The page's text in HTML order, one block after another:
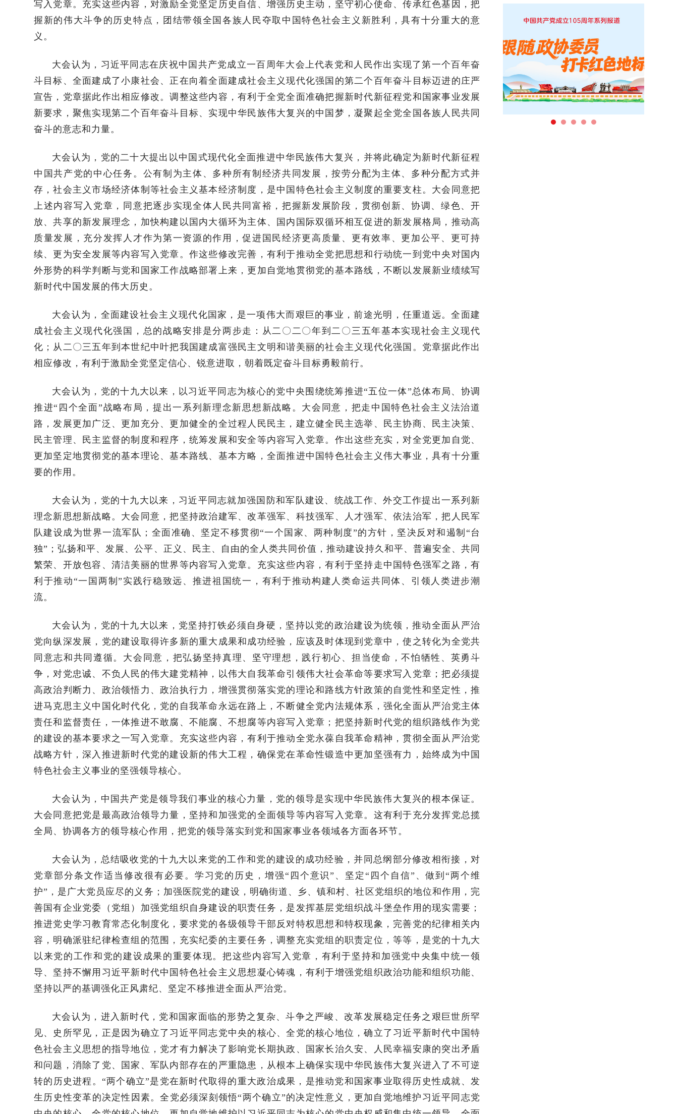
写入党章。充实这些内容，对激励全党坚定历史自信、增强历史主动，坚守初心使命、传承红色基因，把
握新的伟大斗争的历史特点，团结带领全国各族人民夺取中国特色社会主义新胜利，具有十分重大的意
义。
大会认为，习近平同志在庆祝中国共产党成立一百周年大会上代表党和人民作出实现了第一个百年奋
斗目标、全面建成了小康社会、正在向着全面建成社会主义现代化强国的第二个百年奋斗目标迈进的庄严
宣告，党章据此作出相应修改。调整这些内容，有利于全党全面准确把握新时代新征程党和国家事业发展
新要求，聚焦实现第二个百年奋斗目标、实现中华民族伟大复兴的中国梦，凝聚起全党全国各族人民共同
奋斗的意志和力量。
大会认为，党的二十大提出以中国式现代化全面推进中华民族伟大复兴，并将此确定为新时代新征程
中国共产党的中心任务。公有制为主体、多种所有制经济共同发展，按劳分配为主体、多种分配方式并
存，社会主义市场经济体制等社会主义基本经济制度，是中国特色社会主义制度的重要支柱。大会同意把
上述内容写入党章，同意把逐步实现全体人民共同富裕，把握新发展阶段，贯彻创新、协调、绿色、开
放、共享的新发展理念，加快构建以国内大循环为主体、国内国际双循环相互促进的新发展格局，推动高
质量发展，充分发挥人才作为第一资源的作用，促进国民经济更高质量、更有效率、更加公平、更可持
续、更为安全发展等内容写入党章。作这些修改完善，有利于推动全党把思想和行动统一到党中央对国内
外形势的科学判断与党和国家工作战略部署上来，更加自觉地贯彻党的基本路线，不断以发展新业绩续写
新时代中国发展的伟大历史。
大会认为，全面建设社会主义现代化国家，是一项伟大而艰巨的事业，前途光明，任重道远。全面建
成社会主义现代化强国，总的战略安排是分两步走：从二〇二〇年到二〇三五年基本实现社会主义现代
化；从二〇三五年到本世纪中叶把我国建成富强民主文明和谐美丽的社会主义现代化强国。党章据此作出
相应修改，有利于激励全党坚定信心、锐意进取，朝着既定奋斗目标勇毅前行。
大会认为，党的十九大以来，以习近平同志为核心的党中央围绕统筹推进“五位一体”总体布局、协调
推进“四个全面”战略布局，提出一系列新理念新思想新战略。大会同意，把走中国特色社会主义法治道
路，发展更加广泛、更加充分、更加健全的全过程人民民主，建立健全民主选举、民主协商、民主决策、
民主管理、民主监督的制度和程序，统筹发展和安全等内容写入党章。作出这些充实，对全党更加自觉、
更加坚定地贯彻党的基本理论、基本路线、基本方略，全面推进中国特色社会主义伟大事业，具有十分重
要的作用。
大会认为，党的十九大以来，习近平同志就加强国防和军队建设、统战工作、外交工作提出一系列新
理念新思想新战略。大会同意，把坚持政治建军、改革强军、科技强军、人才强军、依法治军，把人民军
队建设成为世界一流军队；全面准确、坚定不移贯彻“一个国家、两种制度”的方针，坚决反对和遏制“台
独”；弘扬和平、发展、公平、正义、民主、自由的全人类共同价值，推动建设持久和平、普遍安全、共同
繁荣、开放包容、清洁美丽的世界等内容写入党章。充实这些内容，有利于坚持走中国特色强军之路，有
利于推动“一国两制”实践行稳致远、推进祖国统一，有利于推动构建人类命运共同体、引领人类进步潮
流。
大会认为，党的十九大以来，党坚持打铁必须自身硬，坚持以党的政治建设为统领，推动全面从严治
党向纵深发展，党的建设取得许多新的重大成果和成功经验，应该及时体现到党章中，使之转化为全党共
同意志和共同遵循。大会同意，把弘扬坚持真理、坚守理想，践行初心、担当使命，不怕牺牲、英勇斗
争，对党忠诚、不负人民的伟大建党精神，以伟大自我革命引领伟大社会革命等要求写入党章；把必须提
高政治判断力、政治领悟力、政治执行力，增强贯彻落实党的理论和路线方针政策的自觉性和坚定性，推
进马克思主义中国化时代化，党的自我革命永远在路上，不断健全党内法规体系，强化全面从严治党主体
责任和监督责任，一体推进不敢腐、不能腐、不想腐等内容写入党章；把坚持新时代党的组织路线作为党
的建设的基本要求之一写入党章。充实这些内容，有利于推动全党永葆自我革命精神，贯彻全面从严治党
战略方针，深入推进新时代党的建设新的伟大工程，确保党在革命性锻造中更加坚强有力，始终成为中国
特色社会主义事业的坚强领导核心。
大会认为，中国共产党是领导我们事业的核心力量，党的领导是实现中华民族伟大复兴的根本保证。
大会同意把党是最高政治领导力量，坚持和加强党的全面领导等内容写入党章。这有利于充分发挥党总揽
全局、协调各方的领导核心作用，把党的领导落实到党和国家事业各领域各方面各环节。
大会认为，总结吸收党的十九大以来党的工作和党的建设的成功经验，并同总纲部分修改相衔接，对
党章部分条文作适当修改很有必要。学习党的历史，增强“四个意识”、坚定“四个自信”、做到“两个维
护”，是广大党员应尽的义务；加强医院党的建设，明确街道、乡、镇和村、社区党组织的地位和作用，完
善国有企业党委（党组）加强党组织自身建设的职责任务，是发挥基层党组织战斗堡垒作用的现实需要；
推进党史学习教育常态化制度化，要求党的各级领导干部反对特权思想和特权现象，完善党的纪律相关内
容，明确派驻纪律检查组的范围，充实纪委的主要任务，调整充实党组的职责定位，等等，是党的十九大
以来党的工作和党的建设成果的重要体现。把这些内容写入党章，有利于坚持和加强党中央集中统一领
导、坚持不懈用习近平新时代中国特色社会主义思想凝心铸魂，有利于增强党组织政治功能和组织功能、
坚持以严的基调强化正风肃纪、坚定不移推进全面从严治党。
大会认为，进入新时代，党和国家面临的形势之复杂、斗争之严峻、改革发展稳定任务之艰巨世所罕
见、史所罕见，正是因为确立了习近平同志党中央的核心、全党的核心地位，确立了习近平新时代中国特
色社会主义思想的指导地位，党才有力解决了影响党长期执政、国家长治久安、人民幸福安康的突出矛盾
和问题，消除了党、国家、军队内部存在的严重隐患，从根本上确保实现中华民族伟大复兴进入了不可逆
转的历史进程。“两个确立”是党在新时代取得的重大政治成果，是推动党和国家事业取得历史性成就、发
生历史性变革的决定性因素。全党必须深刻领悟“两个确立”的决定性意义，更加自觉地维护习近平同志党